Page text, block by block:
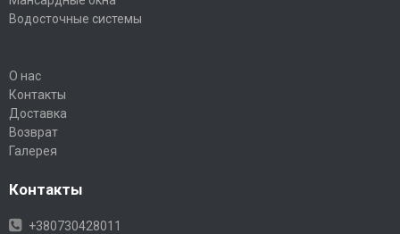
долговременной защиты городских объектов и ландшафтных
зон от негативного влияния неконтролируемого роста корней.
Водосточные системы
О нас
Контакты
Доставка
Возврат
Галерея
Контакты
+380730428011